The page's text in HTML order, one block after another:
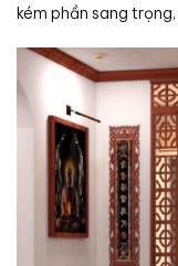
kém phần sang trọng,